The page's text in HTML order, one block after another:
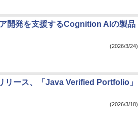
開発を支援するCognition AIの製品
(2026/3/24)
リース、「Java Verified Portfolio」
(2026/3/18)